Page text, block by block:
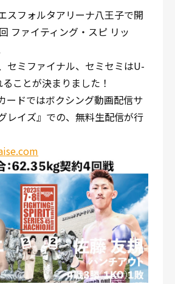
八王子市南町3-8 第2原嶋ビル1F
スフォルタアリーナ八王子で開
ファイティング・スピ リッ
セミファイナル、セミセミはU-
ことが決まりました！
ードではボクシング動画配信サ
レイズ』での、無料生配信が行